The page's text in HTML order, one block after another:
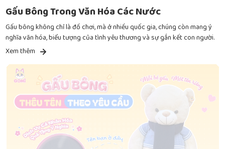
Gấu Bông Trong Văn Hóa Các Nước
Gấu bông không chỉ là đồ chơi, mà ở nhiều quốc gia, chúng còn mang ý
nghĩa văn hóa, biểu tượng của tình yêu thương và sự gắn kết con người.
Xem thêm